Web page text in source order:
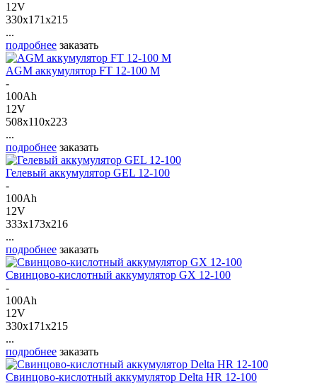
12V
330x171x215
...
подробнее заказать
AGM аккумулятор FT 12-100 M
-
100Ah
12V
508x110x223
...
подробнее заказать
Гелевый аккумулятор GEL 12-100
-
100Ah
12V
333x173x216
...
подробнее заказать
Свинцово-кислотный аккумулятор GX 12-100
-
100Ah
12V
330x171x215
...
подробнее заказать
Свинцово-кислотный аккумулятор Delta HR 12-100